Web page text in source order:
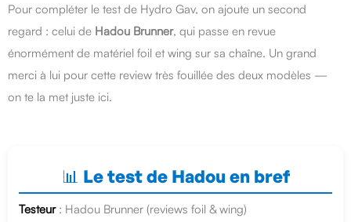
Pour compléter le test de Hydro Gav, on ajoute un second
regard : celui de Hadou Brunner, qui passe en revue
énormément de matériel foil et wing sur sa chaîne. Un grand
merci à lui pour cette review très fouillée des deux modèles —
on te la met juste ici.
📊 Le test de Hadou en bref
Testeur: Hadou Brunner (reviews foil & wing)